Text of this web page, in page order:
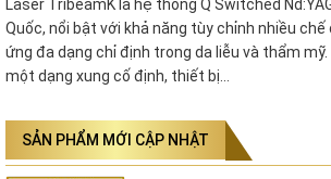
Laser TribeamK là hệ thống Q Switched
Quốc, nổi bật với khả năng tùy chỉnh nhiều
ứng đa dạng chỉ định trong da liễu và thẩm
một dạng xung cố định, thiết bị…
SẢN PHẨM MỚI CẬP NHẬT